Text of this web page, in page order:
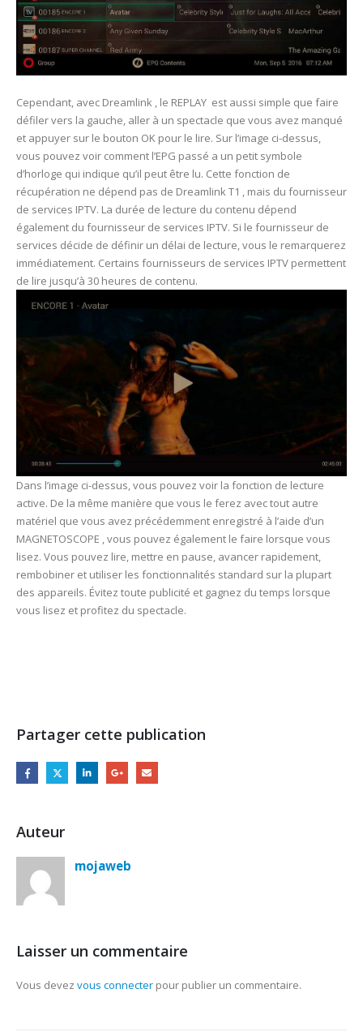
Cependant, avec Dreamlink , le REPLAY est aussi simple que faire
défiler vers la gauche, aller à un spectacle que vous avez manqué
et appuyer sur le bouton OK pour le lire. Sur l’image ci-dessus,
vous pouvez voir comment l’EPG passé a un petit symbole
d’horloge qui indique qu’il peut être lu. Cette fonction de
récupération ne dépend pas de Dreamlink T1 , mais du fournisseur
de services IPTV. La durée de lecture du contenu dépend
également du fournisseur de services IPTV. Si le fournisseur de
services décide de définir un délai de lecture, vous le remarquerez
immédiatement. Certains fournisseurs de services IPTV permettent
de lire jusqu’à 30 heures de contenu.
Dans l’image ci-dessus, vous pouvez voir la fonction de lecture
active. De la même manière que vous le ferez avec tout autre
matériel que vous avez précédemment enregistré à l’aide d’un
MAGNETOSCOPE , vous pouvez également le faire lorsque vous
lisez. Vous pouvez lire, mettre en pause, avancer rapidement,
rembobiner et utiliser les fonctionnalités standard sur la plupart
des appareils. Évitez toute publicité et gagnez du temps lorsque
vous lisez et profitez du spectacle.
Partager cette publication
Auteur
mojaweb
Laisser un commentaire
Vous devez vous connecter pour publier un commentaire.